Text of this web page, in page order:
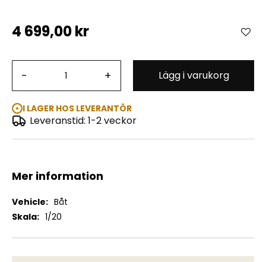
4 699,00 kr
- + Lägg i varukorg
I LAGER HOS LEVERANTÖR
Leveranstid: 1-2 veckor
Fairmount Alpine (R/C)
Mer information
Mer
information
Båt
1/20